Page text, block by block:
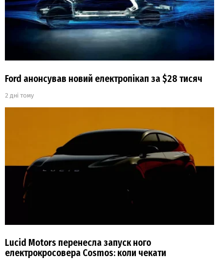
Ford анонсував новий електропікап за $28 тисяч
2 дні тому
Lucid Motors перенесла запуск ного
електрокросовера Cosmos: коли чекати